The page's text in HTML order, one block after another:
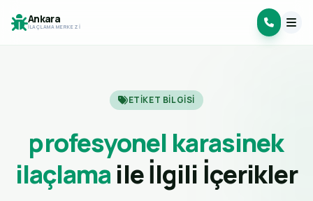
Ankara
İLAÇLAMA MERKEZI
ETIKET BILGISI
profesyonel karasinek
ilaçlama ile İlgili İçerikler